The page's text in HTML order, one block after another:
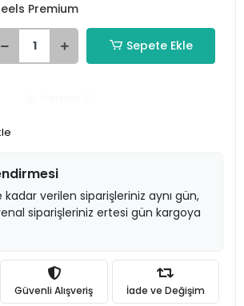
Premium
Sepete Ekle
kadar verilen siparişleriniz aynı gün,
siparişleriniz ertesi gün kargoya
Güvenli Alışveriş İade ve Değişim